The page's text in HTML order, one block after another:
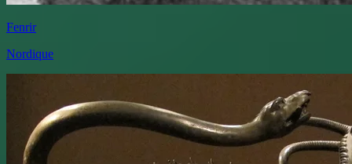
Fenrir
Nordique